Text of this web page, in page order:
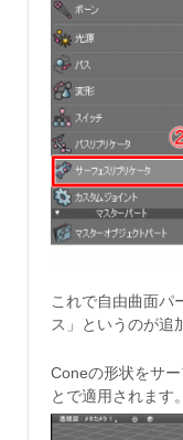
これで自由曲面パ
ス」というのが追
Coneの形状をサ
とで適用されます。